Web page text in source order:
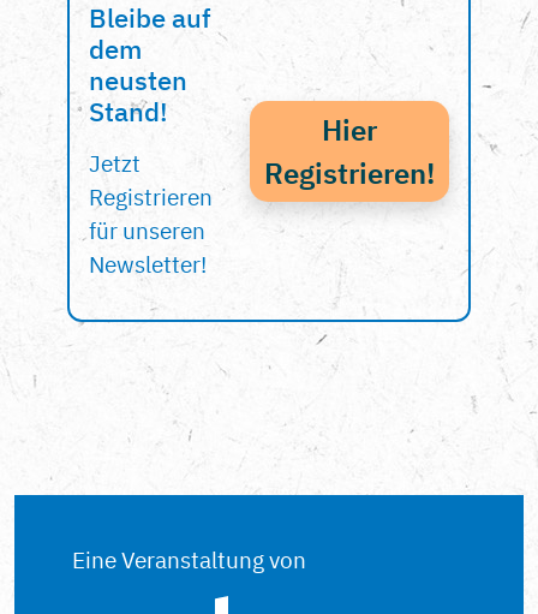
Bleibe auf
dem
neusten
Stand!
Jetzt
Registrieren
für unseren
Newsletter!
Hier
Registrieren!
Eine Veranstaltung von